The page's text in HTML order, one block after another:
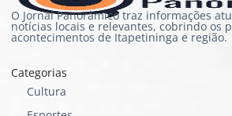
O Jornal Panorâmico traz informações
notícias locais e relevantes, cobrindo os
acontecimentos de Itapetininga e região.
Categorias
Cultura